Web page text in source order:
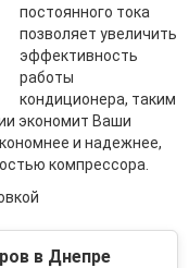
постоянного тока
позволяет увеличить
эффективность
работы
кондиционера, таким
экономит Ваши
и надежнее,
компрессора.
в Днепре